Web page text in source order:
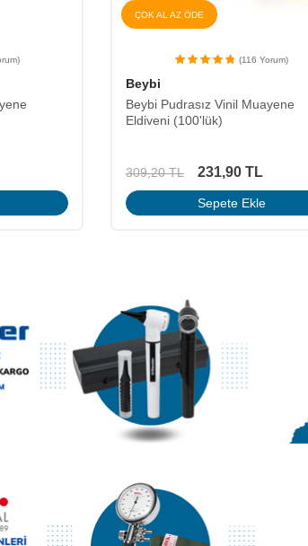
ÇOK AL AZ ÖDE
(116 Yorum)
Beybi
Beybi Pudrasız Vinil Muayene
Eldiveni (100'lük)
309,20TL 231,90 TL
Sepete Ekle